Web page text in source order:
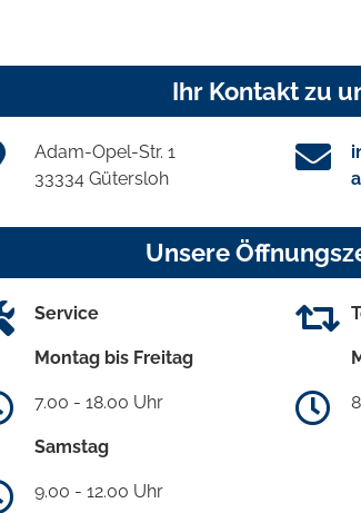
Ihr Kontakt zu
Adam-Opel-Str. 1
33334 Gütersloh
Unsere
Service
Montag bis Freitag
7.00 - 18.00 Uhr
Samstag
9.00 - 12.00 Uhr